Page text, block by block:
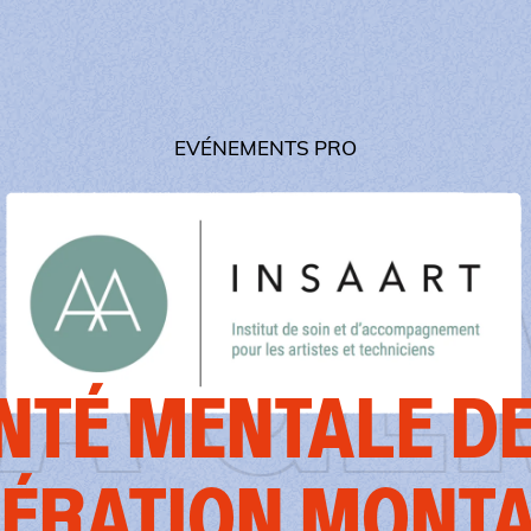
EVÉNEMENTS PRO
MENTALE